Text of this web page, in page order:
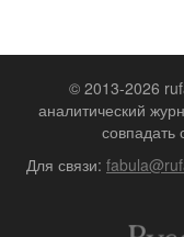
© 2013-2026
аналитический
совпадать
Для связи: